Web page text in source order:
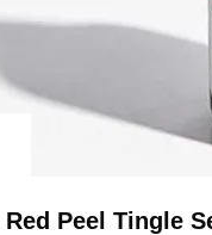
Red Peel Tingle